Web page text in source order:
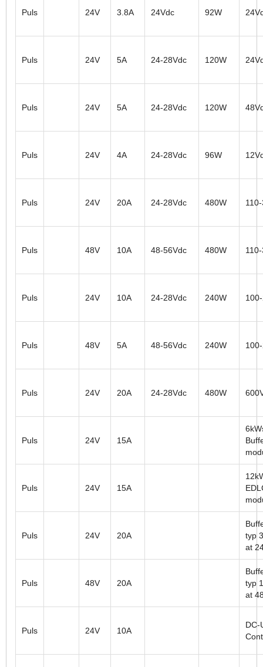
Puls 24V 3.8A 24Vdc 92W
Puls 24V 5A 24-28Vdc 120W
Puls 24V 5A 24-28Vdc 120W
Puls 24V 4A 24-28Vdc 96W
Puls 24V 20A 24-28Vdc 480W
Puls 48V 10A 48-56Vdc 480W
Puls 24V 10A 24-28Vdc 240W
Puls 48V 5A 48-56Vdc 240W
Puls 24V 20A 24-28Vdc 480W
Puls 24V 15A
Puls 24V 15A
Puls 24V 20A
typ
at
Puls 48V 20A
typ
at
Puls 24V 10A
DC-